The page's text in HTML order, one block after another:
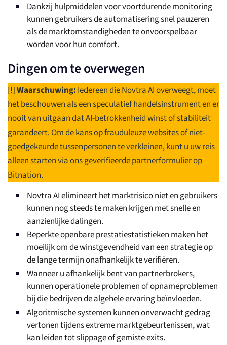
Dankzij hulpmiddelen voor voortdurende monitoring
kunnen gebruikers de automatisering snel pauzeren
als de marktomstandigheden te onvoorspelbaar
worden voor hun comfort.
Dingen om te overwegen
[!]Waarschuwing: Iedereen die Novtra AI overweegt, moet
het beschouwen als een speculatief handelsinstrument en er
nooit van uitgaan dat AI-betrokkenheid winst of stabiliteit
garandeert. Om de kans op frauduleuze websites of niet-
goedgekeurde tussenpersonen te verkleinen, kunt u uw reis
alleen starten via ons geverifieerde partnerformulier op
Bitnation.
Novtra AI elimineert het marktrisico niet en gebruikers
kunnen nog steeds te maken krijgen met snelle en
aanzienlijke dalingen.
Beperkte openbare prestatiestatistieken maken het
moeilijk om de winstgevendheid van een strategie op
de lange termijn onafhankelijk te verifiëren.
Wanneer u afhankelijk bent van partnerbrokers,
kunnen operationele problemen of opnameproblemen
bij die bedrijven de algehele ervaring beïnvloeden.
Algoritmische systemen kunnen onverwacht gedrag
vertonen tijdens extreme marktgebeurtenissen, wat
kan leiden tot slippage of gemiste exits.